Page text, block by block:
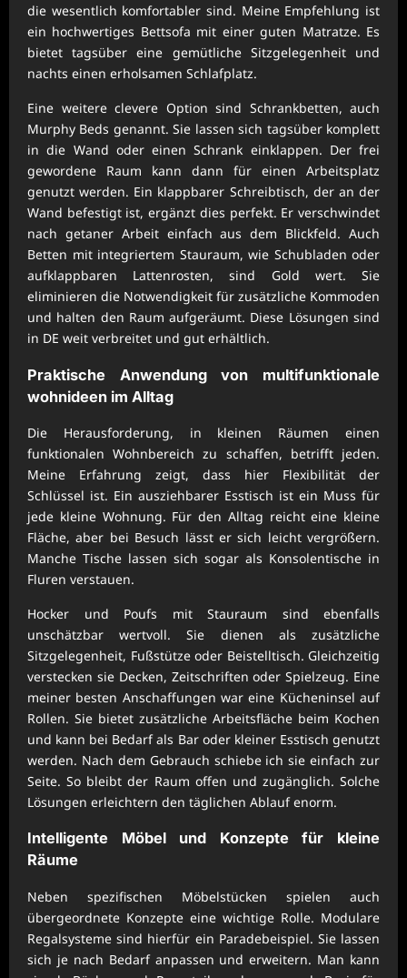
die wesentlich komfortabler sind. Meine Empfehlung ist
ein hochwertiges Bettsofa mit einer guten Matratze. Es
bietet tagsüber eine gemütliche Sitzgelegenheit und
nachts einen erholsamen Schlafplatz.
Eine weitere clevere Option sind Schrankbetten, auch
Murphy Beds genannt. Sie lassen sich tagsüber komplett
in die Wand oder einen Schrank einklappen. Der frei
gewordene Raum kann dann für einen Arbeitsplatz
genutzt werden. Ein klappbarer Schreibtisch, der an der
Wand befestigt ist, ergänzt dies perfekt. Er verschwindet
nach getaner Arbeit einfach aus dem Blickfeld. Auch
Betten mit integriertem Stauraum, wie Schubladen oder
aufklappbaren Lattenrosten, sind Gold wert. Sie
eliminieren die Notwendigkeit für zusätzliche Kommoden
und halten den Raum aufgeräumt. Diese Lösungen sind
in DE weit verbreitet und gut erhältlich.
Praktische Anwendung von multifunktionale
wohnideen im Alltag
Die Herausforderung, in kleinen Räumen einen
funktionalen Wohnbereich zu schaffen, betrifft jeden.
Meine Erfahrung zeigt, dass hier Flexibilität der
Schlüssel ist. Ein ausziehbarer Esstisch ist ein Muss für
jede kleine Wohnung. Für den Alltag reicht eine kleine
Fläche, aber bei Besuch lässt er sich leicht vergrößern.
Manche Tische lassen sich sogar als Konsolentische in
Fluren verstauen.
Hocker und Poufs mit Stauraum sind ebenfalls
unschätzbar wertvoll. Sie dienen als zusätzliche
Sitzgelegenheit, Fußstütze oder Beistelltisch. Gleichzeitig
verstecken sie Decken, Zeitschriften oder Spielzeug. Eine
meiner besten Anschaffungen war eine Kücheninsel auf
Rollen. Sie bietet zusätzliche Arbeitsfläche beim Kochen
und kann bei Bedarf als Bar oder kleiner Esstisch genutzt
werden. Nach dem Gebrauch schiebe ich sie einfach zur
Seite. So bleibt der Raum offen und zugänglich. Solche
Lösungen erleichtern den täglichen Ablauf enorm.
Intelligente Möbel und Konzepte für kleine
Räume
Neben spezifischen Möbelstücken spielen auch
übergeordnete Konzepte eine wichtige Rolle. Modulare
Regalsysteme sind hierfür ein Paradebeispiel. Sie lassen
sich je nach Bedarf anpassen und erweitern. Man kann